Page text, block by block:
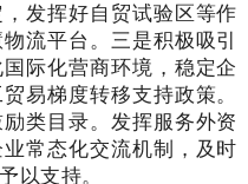
发挥好自贸试验区等作
流平台。三是积极吸引
际化营商环境，稳定企
易梯度转移支持政策。
类目录。发挥服务外资
常态化交流机制，及时
以支持。